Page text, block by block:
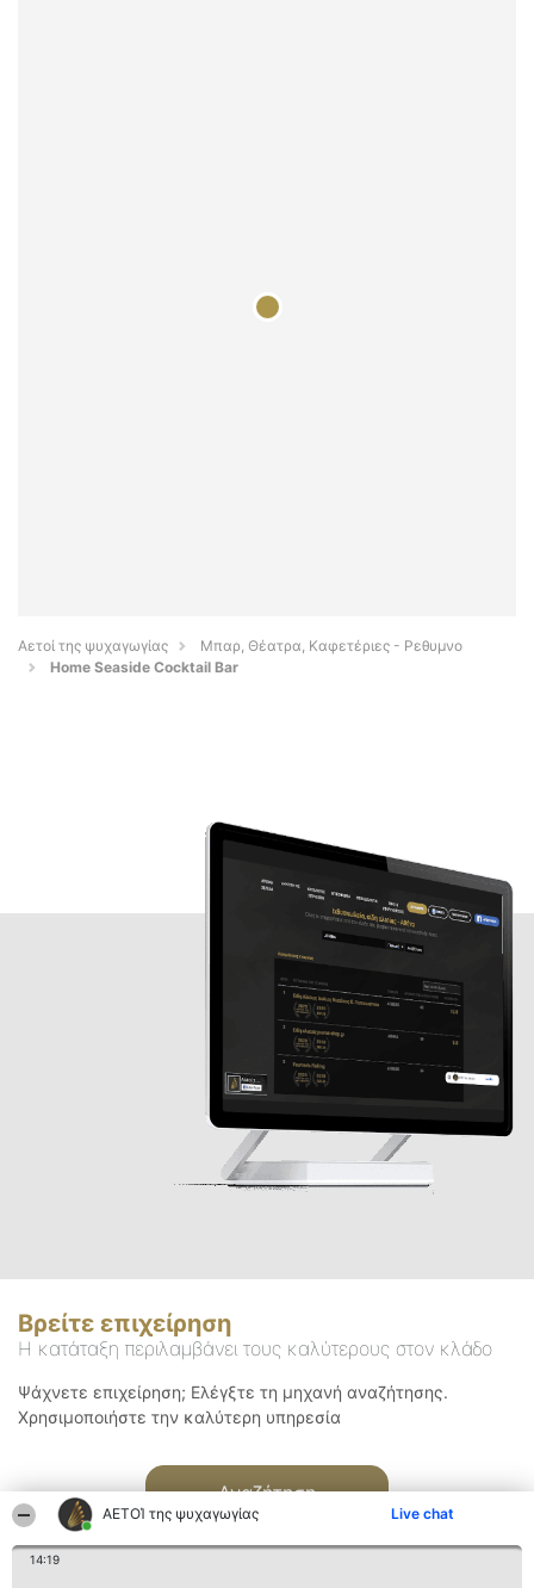
ΑΕΤΟΊ της ψυχαγωγίας Live chat
14:19
Αετοί της ψυχαγωγίας
Μπαρ, Θέατρα, Καφετέριες - Ρεθυμνο
Home Seaside Cocktail Bar
Βρείτε επιχείρηση
Η κατάταξη περιλαμβάνει τους καλύτερους στον κλάδο
Ψάχνετε επιχείρηση; Ελέγξτε τη μηχανή αναζήτησης.
Χρησιμοποιήστε την καλύτερη υπηρεσία
Αναζήτηση